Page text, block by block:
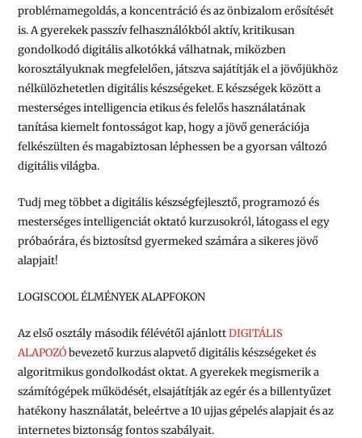
problémamegoldás, a koncentráció és az önbizalom erősítését
is. A gyerekek passzív felhasználókból aktív, kritikusan
gondolkodó digitális alkotókká válhatnak, miközben
korosztályuknak megfelelően, játszva sajátítják el a jövőjükhöz
nélkülözhetetlen digitális készségeket. E készségek között a
mesterséges intelligencia etikus és felelős használatának
tanítása kiemelt fontosságot kap, hogy a jövő generációja
felkészülten és magabiztosan léphessen be a gyorsan változó
digitális világba.
Tudj meg többet a digitális készségfejlesztő, programozó és
mesterséges intelligenciát oktató kurzusokról, látogass el egy
próbaórára, és biztosítsd gyermeked számára a sikeres jövő
alapjait!
LOGISCOOL ÉLMÉNYEK ALAPFOKON
Az első osztály második félévétől ajánlottDIGITÁLIS
ALAPOZÓbevezető kurzus alapvető digitális készségeket és
algoritmikus gondolkodást oktat. A gyerekek megismerik a
számítógépek működését, elsajátítják az egér és a billentyűzet
hatékony használatát, beleértve a 10 ujjas gépelés alapjait és az
internetes biztonság fontos szabályait.